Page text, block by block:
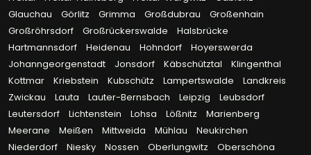
Glauchau
Görlitz Grimma Großdubrau
Großenhain
Großröhrsdorf
Großrückerswalde
Halsbrücke
Hartmannsdorf
Heidenau Hohndorf
Hoyerswerda
Johanngeorgenstadt
Jonsdorf Käbschütztal
Klingenthal
Kottmar
Kriebstein Kubschütz Lampertswalde
Landkreis
Zwickau
Lauta Lauter-Bernsbach Leipzig
Leubsdorf
Leutersdorf
Lichtenstein Lohsa Lößnitz
Marienberg
Meerane
Meißen Mittweida Mühlau
Neukirchen
Niederdorf
Niesky Nossen Oberlungwitz
Oberschöna